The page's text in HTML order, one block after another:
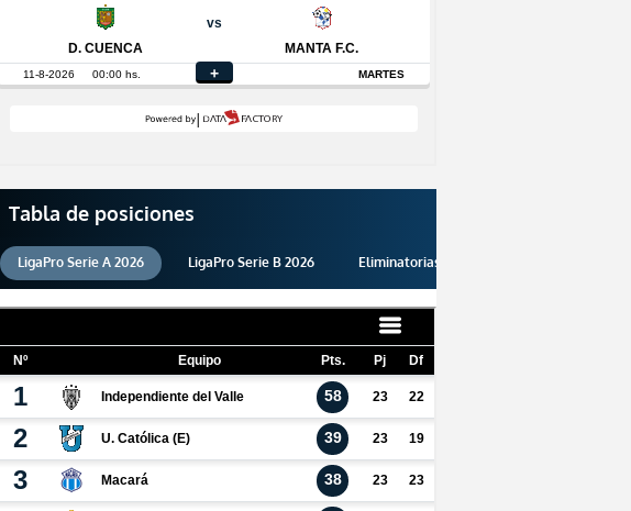
Tabla de posiciones
LigaPro Serie A 2026 LigaPro Serie B 2026 Eliminatorias 2026